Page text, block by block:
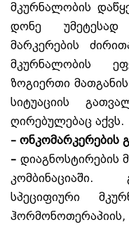
მკურნალობის
დონე უმეტესად
მარკერების
მკურნალობის
ზოგიერთი
სიტუაციის
ღირებულებაც აქვს.
– ონკომარკერების
– დიაგნოსტირების
კომბინაციაში.
სპეციფიური